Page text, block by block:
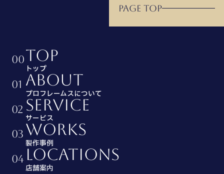
PAGE TOP
00TOP
トップ
01 ABOUT
プロフレームスについて
02 SERVICE
サービス
03 WORKS
製作事例
04 LOCATIONS
店舗案内